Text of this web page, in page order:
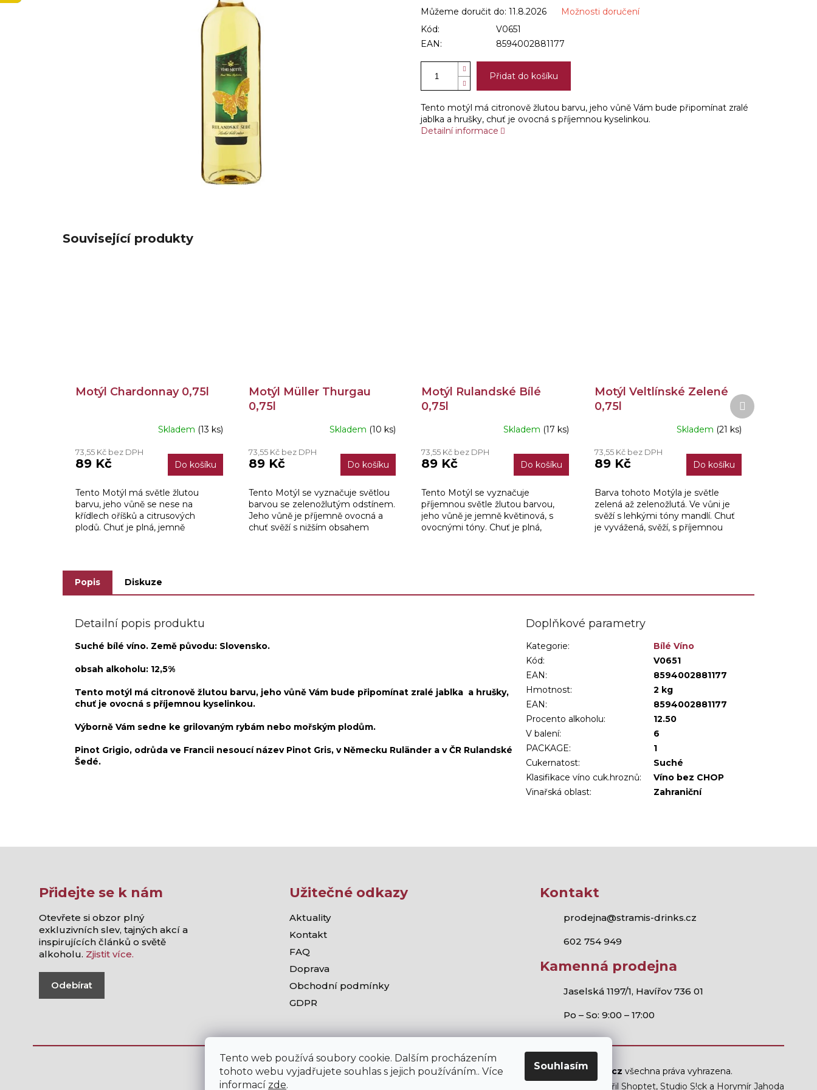
Tento web používá soubory cookie. Dalším procházením
tohoto webu vyjadřujete souhlas s jejich používáním.. Více
informací zde.
Souhlasím
Můžeme doručit do: 11.8.2026
Možnosti doručení
Kód:
V0651
EAN:
8594002881177
Přidat do košíku
Tento motýl má citronově žlutou barvu, jeho vůně Vám bude připomínat zralé
jablka a hrušky, chuť je ovocná s příjemnou kyselinkou.
Detailní informace
Související produkty
Motýl Chardonnay 0,75l
Skladem (13 ks)
73,55 Kč bez DPH
89 Kč Do košíku
Tento Motýl má světle žlutou
barvu, jeho vůně se nese na
křídlech oříšků a citrusových
plodů. Chuť je plná, jemně
Motýl Müller Thurgau
0,75l
Skladem (10 ks)
73,55 Kč bez DPH
89 Kč Do košíku
Tento Motýl se vyznačuje světlou
barvou se zelenožlutým odstínem.
Jeho vůně je příjemně ovocná a
chuť svěží s nižším obsahem
Motýl Rulandské Bílé
0,75l
Skladem (17 ks)
73,55 Kč bez DPH
89 Kč Do košíku
Tento Motýl se vyznačuje
příjemnou světle žlutou barvou,
jeho vůně je jemně květinová, s
ovocnými tóny. Chuť je plná,
Motýl Veltlínské Zelené
0,75l
Skladem (21 ks)
73,55 Kč bez DPH
89 Kč Do košíku
Barva tohoto Motýla je světle
zelená až zelenožlutá. Ve vůni je
svěží s lehkými tóny mandlí. Chuť
je vyvážená, svěží, s příjemnou
Další
produkt
Popis Diskuze
Detailní popis produktu
Suché bílé víno. Země původu: Slovensko.
obsah alkoholu: 12,5%
Tento motýl má citronově žlutou barvu, jeho vůně Vám bude připomínat zralé jablka a hrušky,
chuť je ovocná s příjemnou kyselinkou.
Výborně Vám sedne ke grilovaným rybám nebo mořským plodům.
Pinot Grigio, odrůda ve Francii nesoucí název Pinot Gris, v Německu Ruländer a v ČR Rulandské
Šedé.
Doplňkové parametry
Kategorie:
Bílé Víno
Kód:
V0651
EAN:
8594002881177
Hmotnost:
2 kg
EAN :
8594002881177
Procento alkoholu:
12.50
V balení:
6
PACKAGE:
1
Cukernatost:
Suché
Klasifikace víno cuk.hroznů:
Víno bez CHOP
Vinařská oblast: Zahraniční
Přidejte se k nám
Otevřete si obzor plný
exkluzivních slev, tajných akcí a
inspirujících článků o světě
alkoholu. Zjistit více.
Odebírat
Užitečné odkazy
Aktuality
Kontakt
FAQ
Doprava
Obchodní podmínky
GDPR
Kontakt
prodejna@stramis-drinks.cz
602 754 949
Kamenná prodejna
Jaselská 1197/1, Havířov 736 01
Po – So: 9:00 – 17:00
Stramis.cz všechna práva vyhrazena.
Vytvořil Shoptet,Studio S!ck a Horymír Jahoda